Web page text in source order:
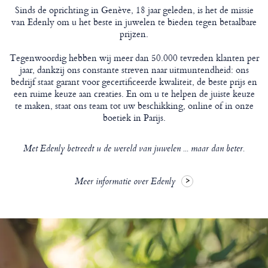
Sinds de oprichting in Genève, 18 jaar geleden, is het de missie
van Edenly om u het beste in juwelen te bieden tegen betaalbare
prijzen.
Tegenwoordig hebben wij meer dan 50.000 tevreden klanten per
jaar, dankzij ons constante streven naar uitmuntendheid: ons
bedrijf staat garant voor gecertificeerde kwaliteit, de beste prijs en
een ruime keuze aan creaties. En om u te helpen de juiste keuze
te maken, staat ons team tot uw beschikking, online of in onze
boetiek in Parijs.
Met Edenly betreedt u de wereld van juwelen ... maar dan beter.
Meer informatie over Edenly